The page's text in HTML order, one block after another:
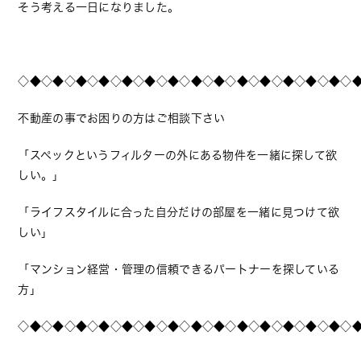
そう考える一日になりました。
不動産の事でお困りの方はご相談下さい
「スペックというフィルターの外にある物件を一緒に探して欲
しい。」
「ライフスタイルに合った自分だけの部屋を一緒に見つけて欲
しい」
「マンション経営・管理の信頼できるパートナーを探している
方」